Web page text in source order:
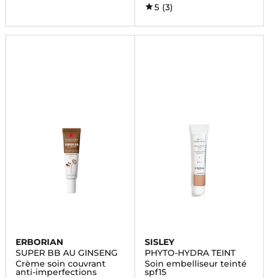
5 (3)
ERBORIAN
SUPER BB AU GINSENG
Crème soin couvrant
anti-imperfections
SISLEY
PHYTO-HYDRA TEINT
Soin embelliseur teinté
spf15